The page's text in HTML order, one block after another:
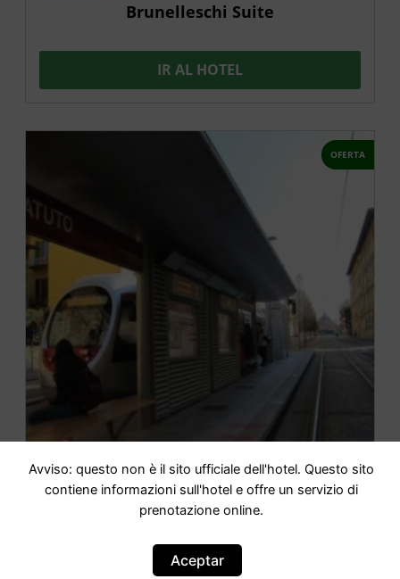
Brunelleschi Suite
IR AL HOTEL
OFERTA
A casa di Enrico e LuzMe
IR AL HOTEL
Avviso: questo non è il sito ufficiale dell'hotel. Questo sito
contiene informazioni sull'hotel e offre un servizio di
prenotazione online.
Aceptar